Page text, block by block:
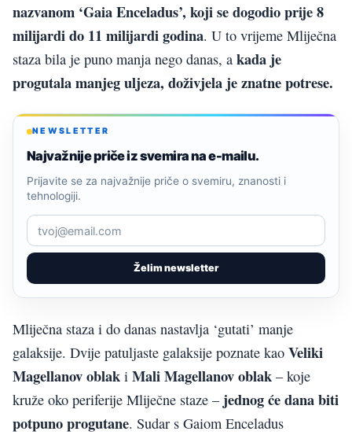
nazvanom ‘Gaia Enceladus’, koji se dogodio prije 8
milijardi do 11 milijardi godina. U to vrijeme Mliječna
staza bila je puno manja nego danas, a kada je
progutala manjeg uljeza, doživjela je znatne potrese.
NEWSLETTER
Najvažnije priče iz svemira na e-mailu.
Želim newsletter
Prijavite se za najvažnije priče o svemiru, znanosti i
tehnologiji.
Mliječna staza i do danas nastavlja ‘gutati’ manje
galaksije. Dvije patuljaste galaksije poznate kao Veliki
Magellanov oblak i Mali Magellanov oblak – koje
kruže oko periferije Mliječne staze – jednog će dana biti
potpuno progutane. Sudar s Gaiom Enceladus